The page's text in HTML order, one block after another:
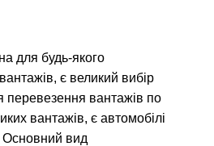
для будь-якого
є великий вибір
перевезення вантажів по
вантажів, є автомобілі
Основний вид